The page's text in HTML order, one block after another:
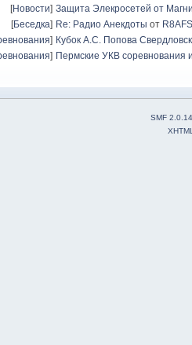
[Новости] Защита Элекросетей от
[Беседка] Re: Радио Анекдоты от R8AFS
] Кубок А.С. Попова
] Пермские УКВ соревнования
SMF 2.0.14